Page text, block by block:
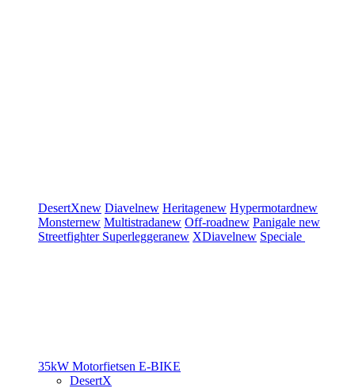
DesertXnew Diavelnew Heritagenew Hypermotardnew
Monsternew Multistradanew Off-roadnew Panigale new
Streetfighter Superleggeranew XDiavelnew Speciale
35kW Motorfietsen E-BIKE
DesertX